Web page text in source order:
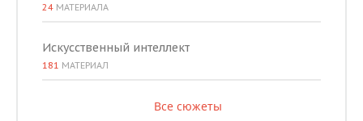
24 МАТЕРИАЛА
Искусственный интеллект
181 МАТЕРИАЛ
Все сюжеты